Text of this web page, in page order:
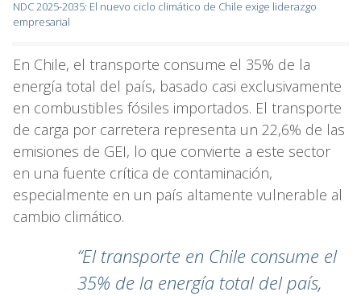
NDC 2025-2035: El nuevo ciclo climático de Chile exige liderazgo
empresarial
En Chile, el transporte consume el 35% de la
energía total del país, basado casi exclusivamente
en combustibles fósiles importados. El transporte
de carga por carretera representa un 22,6% de las
emisiones de GEI, lo que convierte a este sector
en una fuente crítica de contaminación,
especialmente en un país altamente vulnerable al
cambio climático.
“El transporte en Chile consume el
35% de la energía total del país,